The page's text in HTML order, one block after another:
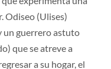
Odiseo (Ulises)
un guerrero astuto
que se atreve a
a su hogar, el